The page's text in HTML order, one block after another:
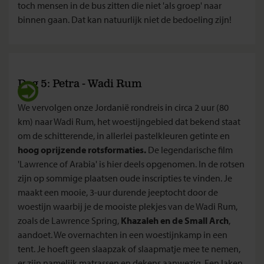
toch mensen in de bus zitten die niet 'als groep' naar
binnen gaan. Dat kan natuurlijk niet de bedoeling zijn!
Dag 5: Petra - Wadi Rum
We vervolgen onze Jordanië rondreis in circa 2 uur (80
km) naar Wadi Rum, het woestijngebied dat bekend staat
om de schitterende, in allerlei pastelkleuren getinte en
hoog oprijzende rotsformaties. De legendarische film
'Lawrence of Arabia' is hier deels opgenomen. In de rotsen
zijn op sommige plaatsen oude inscripties te vinden. Je
maakt een mooie, 3-uur durende jeeptocht door de
woestijn waarbij je de mooiste plekjes van de Wadi Rum,
zoals de Lawrence Spring, Khazaleh en de Small Arch,
aandoet. We overnachten in een woestijnkamp in een
tent. Je hoeft geen slaapzak of slaapmatje mee te nemen,